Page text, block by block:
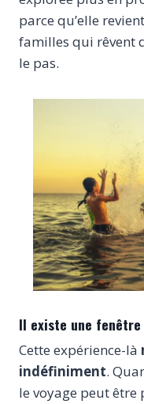
parce qu’elle
familles qui rêvent
le pas.
Il existe une
Cette expérience-là
indéfiniment.
le voyage peut